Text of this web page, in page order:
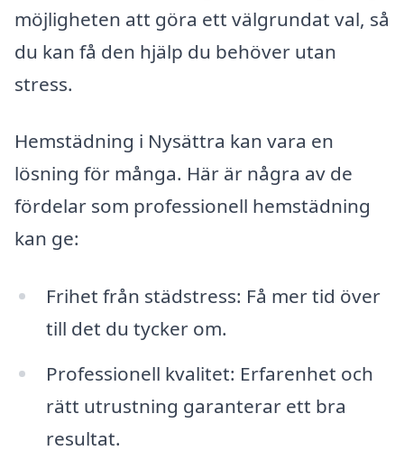
möjligheten att göra ett välgrundat val, så
du kan få den hjälp du behöver utan
stress.
Hemstädning i Nysättra kan vara en
lösning för många. Här är några av de
fördelar som professionell hemstädning
kan ge:
Frihet från städstress: Få mer tid över
till det du tycker om.
Professionell kvalitet: Erfarenhet och
rätt utrustning garanterar ett bra
resultat.